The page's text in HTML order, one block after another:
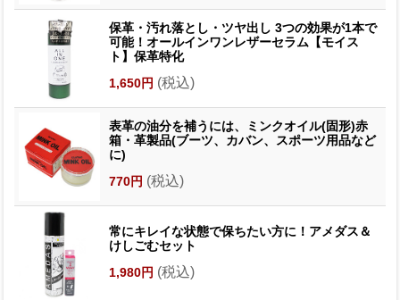
保革・汚れ落とし・ツヤ出し 3つの効果が1本で
可能！オールインワンレザーセラム【モイス
ト】保革特化
1,650円 (税込)
表革の油分を補うには、ミンクオイル(固形)赤
箱・革製品(ブーツ、カバン、スポーツ用品など
に)
770円 (税込)
常にキレイな状態で保ちたい方に！アメダス＆
けしごむセット
1,980円 (税込)